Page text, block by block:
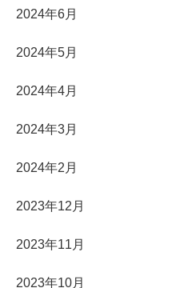
2024年6月
2024年5月
2024年4月
2024年3月
2024年2月
2023年12月
2023年11月
2023年10月